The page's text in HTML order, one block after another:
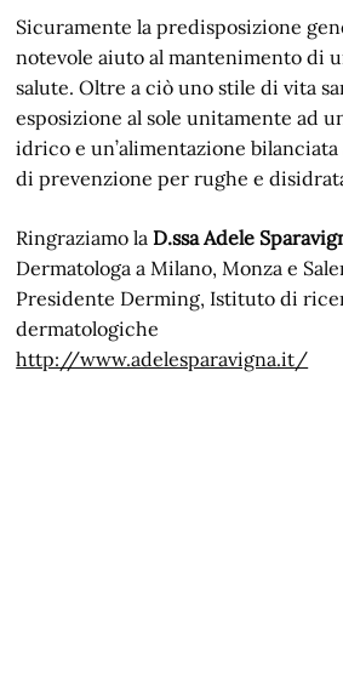
Sicuramente la predisposizione
notevole aiuto al mantenimento di
salute. Oltre a ciò uno stile di vita
esposizione al sole unitamente ad
idrico e un’alimentazione
di prevenzione per rughe e
Ringraziamo laD.ssa Adele
Dermatologa a Milano, Monza e
Presidente Derming, Istituto di
dermatologiche
http://www.adelesparavigna.it/